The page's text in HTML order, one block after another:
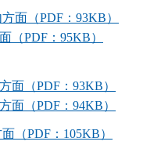
面（PDF：93KB）
PDF：95KB）
（PDF：93KB）
（PDF：94KB）
（PDF：105KB）